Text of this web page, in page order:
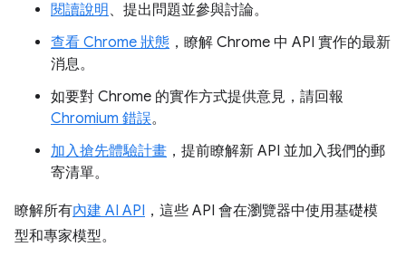
閱讀說明 、提出問題並參與討論。
查看 Chrome 狀態 ，瞭解 Chrome 中 API 實作的最新
消息。
如要對 Chrome 的實作方式提供意見，請回報
Chromium 錯誤。
加入搶先體驗計畫 ，提前瞭解新 API 並加入我們的郵
寄清單。
瞭解所有內建 AI API ，這些 API 會在瀏覽器中使用基礎模
型和專家模型。